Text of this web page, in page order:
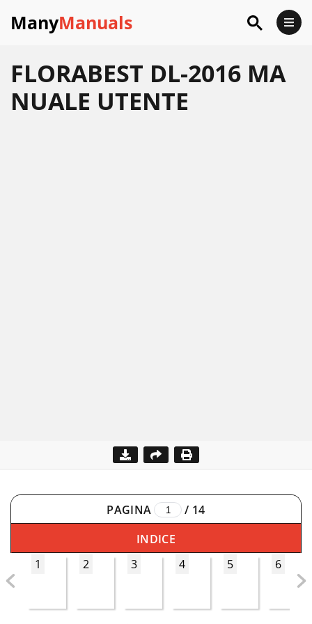
ManyManuals
FLORABEST DL-2016 MA
NUALE UTENTE
PAGINA / 14
INDICE
1
2 3 4 5 6